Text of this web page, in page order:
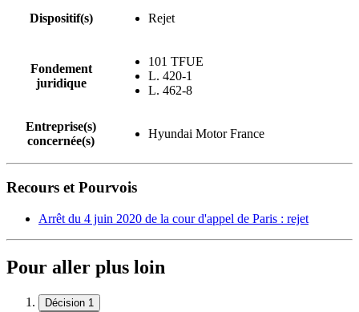
Dispositif(s) Rejet
Fondement
juridique
101 TFUE
L. 420-1
L. 462-8
Entreprise(s)
concernée(s)
Hyundai Motor France
Recours et Pourvois
Arrêt du 4 juin 2020 de la cour d'appel de Paris : rejet
Pour aller plus loin
Décision 1